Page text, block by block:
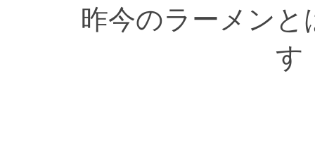
昨今のラーメンと
す